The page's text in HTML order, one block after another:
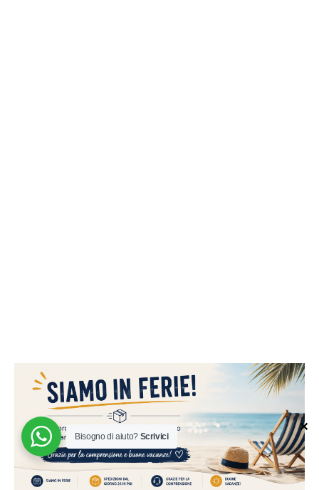
✕
Bisogno di aiuto? Scrivici